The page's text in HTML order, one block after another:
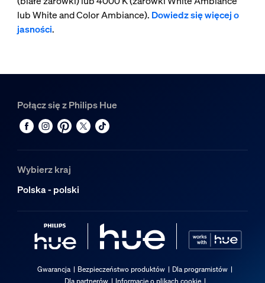
lub White and Color Ambiance). Dowiedz się więcej o
jasności.
Połącz się z Philips Hue
Wybierz kraj
Polska - polski
Gwarancja Bezpieczeństwo produktów
Dla programistów
Dla partnerów
Informacje o plikach cookie